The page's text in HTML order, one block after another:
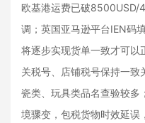
欧基港运费已破8500USD/
调；英国亚马逊平台IEN码
将逐步实现货单一致才可以
关税号、店铺税号保持一致
瓷类、玩具类品名查验较多
境骤变，包税货物时效延误